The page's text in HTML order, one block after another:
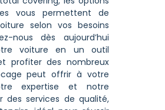
vous permettent de
selon vos besoins
nous dès aujourd’hui
voiture en un outil
profiter des nombreux
peut offrir à votre
expertise et notre
des services de qualité,